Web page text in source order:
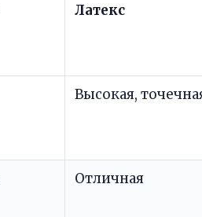
Латекс
Высокая,
Отличная